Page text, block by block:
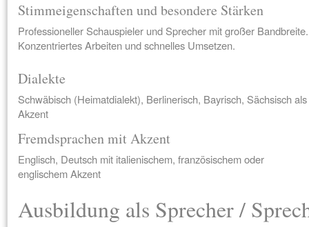
Stimmeigenschaften und besondere Stärken
Professioneller Schauspieler und Sprecher mit großer Bandbreite.
Konzentriertes Arbeiten und schnelles Umsetzen.
Dialekte
Schwäbisch (Heimatdialekt), Berlinerisch, Bayrisch, Sächsisch als
Akzent
Fremdsprachen mit Akzent
Englisch, Deutsch mit italienischem, französischem oder
englischem Akzent
Ausbildung als Sprecher /